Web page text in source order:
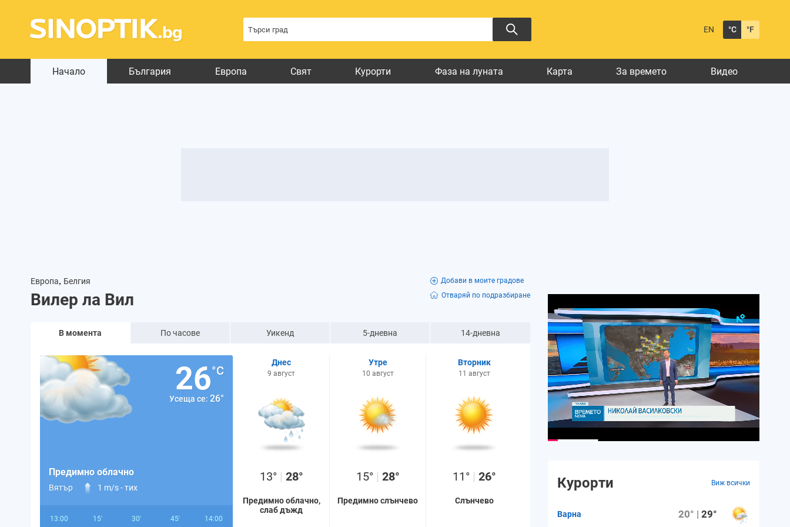
EN °C °F
Начало България Европа Свят Курорти Фаза на луната Карта За времето Видео
Европа, Белгия
Вилер ла Вил
Добави в моите градове
Отваряй по подразбиране
В момента По часове Уикенд 5-дневна 14-дневна
26°C
Усеща се: 26°
Предимно облачно
Вятър 1 m/s -тих
13:00 15' 30' 45' 14:00
Днес
9 август
13° | 28°
Предимно облачно,
слаб дъжд
Утре
10 август
15° | 28°
Предимно слънчево
Вторник
11 август
11° | 26°
Слънчево
Курорти Виж всички
Варна 20° |29°